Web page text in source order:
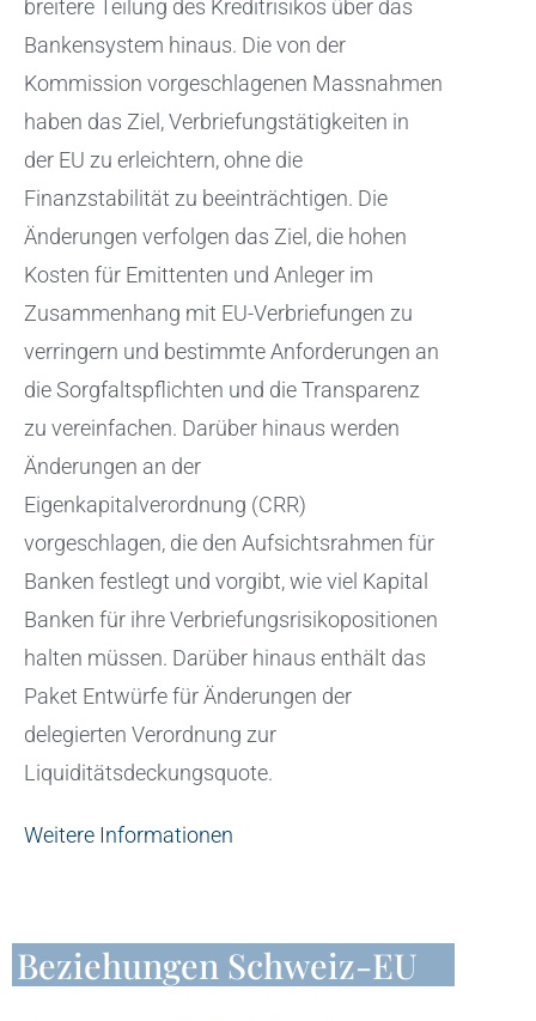
breitere Teilung des Kreditrisikos über das
Bankensystem hinaus. Die von der
Kommission vorgeschlagenen Massnahmen
haben das Ziel, Verbriefungstätigkeiten in
der EU zu erleichtern, ohne die
Finanzstabilität zu beeinträchtigen. Die
Änderungen verfolgen das Ziel, die hohen
Kosten für Emittenten und Anleger im
Zusammenhang mit EU-Verbriefungen zu
verringern und bestimmte Anforderungen an
die Sorgfaltspflichten und die Transparenz
zu vereinfachen. Darüber hinaus werden
Änderungen an der
Eigenkapitalverordnung (CRR)
vorgeschlagen, die den Aufsichtsrahmen für
Banken festlegt und vorgibt, wie viel Kapital
Banken für ihre Verbriefungsrisikopositionen
halten müssen. Darüber hinaus enthält das
Paket Entwürfe für Änderungen der
delegierten Verordnung zur
Liquiditätsdeckungsquote.
Weitere Informationen
Beziehungen Schweiz-EU